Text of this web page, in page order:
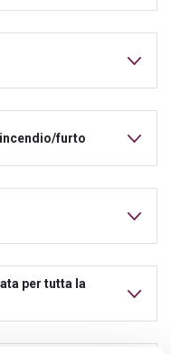
furto
per tutta la